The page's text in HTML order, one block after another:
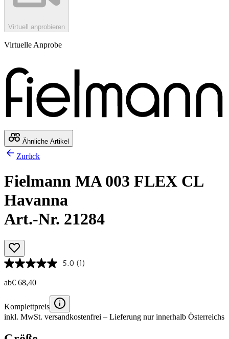
Virtuell anprobieren
Virtuelle Anprobe
Ähnliche Artikel
Zurück
Fielmann MA 003 FLEX CL
Havanna
Art.-Nr. 21284
5.0 (1)
ab€ 68,40
Komplettpreis
inkl. MwSt. versandkostenfrei – Lieferung nur innerhalb Österreichs